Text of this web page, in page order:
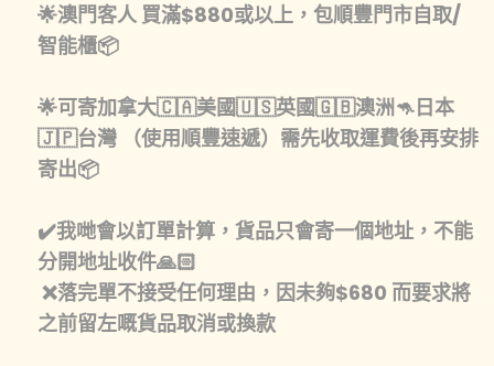
🌟澳門客人 買滿$880或以上，包順豐門市自取/
智能櫃📦
🌟可寄加拿大🇨🇦美國🇺🇸英國🇬🇧澳洲🦘日本
🇯🇵台灣 （使用順豐速遞）需先收取運費後再安排
寄出📦
✔️我哋會以訂單計算，貨品只會寄一個地址，不能
分開地址收件🙏🏻
❌落完單不接受任何理由，因未夠$680 而要求將
之前留左嘅貨品取消或換款